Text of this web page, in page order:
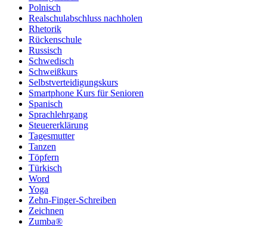
Polnisch
Realschulabschluss nachholen
Rhetorik
Rückenschule
Russisch
Schwedisch
Schweißkurs
Selbstverteidigungskurs
Smartphone Kurs für Senioren
Spanisch
Sprachlehrgang
Steuererklärung
Tagesmutter
Tanzen
Töpfern
Türkisch
Word
Yoga
Zehn-Finger-Schreiben
Zeichnen
Zumba®